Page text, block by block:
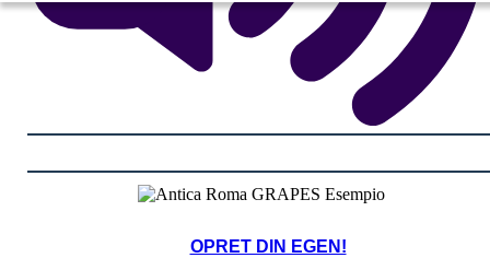
OPRET DIN EGEN!